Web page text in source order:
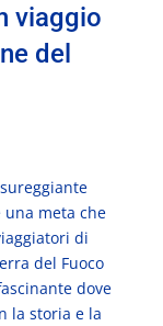
viaggio
del
una meta che
di
del Fuoco
dove
la storia e la